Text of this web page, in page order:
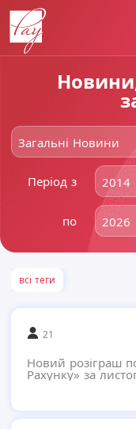
Загальні Новини
Період з 2014
по 2026
всі теги
21
Новий розіграш
Рахунку» за